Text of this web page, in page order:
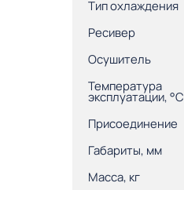
Тип охлаждения
Ресивер
Осушитель
Температура
эксплуатации, °С
Присоединение
Габариты, мм
Масса, кг